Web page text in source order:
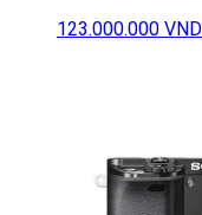
14-Bit Raw
1000
123.000.000 VND